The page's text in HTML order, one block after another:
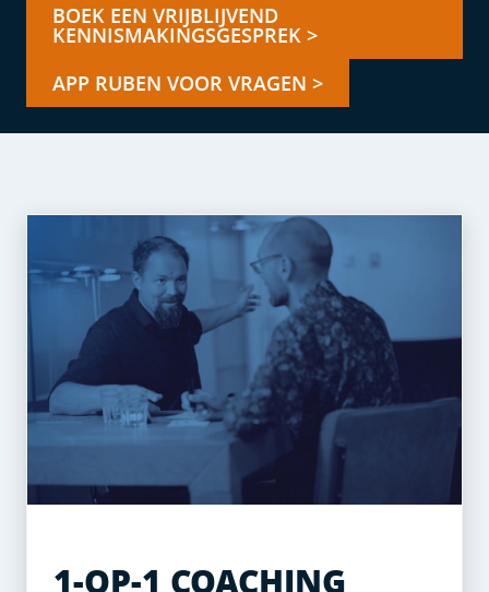
BOEK EEN VRIJBLIJVEND
KENNISMAKINGSGESPREK >
APP RUBEN VOOR VRAGEN >
1-OP-1 COACHING